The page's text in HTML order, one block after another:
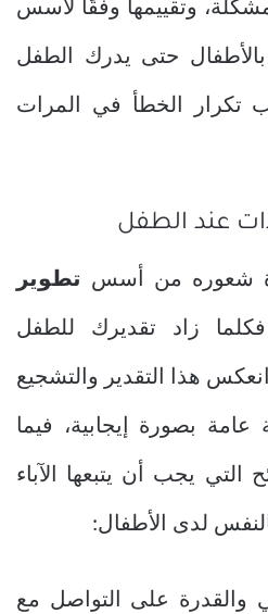
وتقييمها وفقًا لأسس
حتى يدرك الطفل
تكرار الخطأ في المرات
عند الطفل
شعوره من أسس تطوير
فكلما زاد تقديرك للطفل
هذا التقدير والتشجيع
بصورة إيجابية، فيما
يجب أن يتبعها الآباء
لدى الأطفال:
والقدرة على التواصل مع